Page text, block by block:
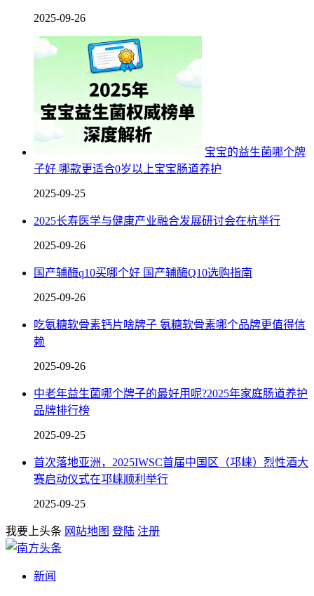
2025-09-26
宝宝的益生菌哪个牌
子好 哪款更适合0岁以上宝宝肠道养护
2025-09-25
2025长寿医学与健康产业融合发展研讨会在杭举行
2025-09-26
国产辅酶q10买哪个好 国产辅酶Q10选购指南
2025-09-26
吃氨糖软骨素钙片啥牌子 氨糖软骨素哪个品牌更值得信
赖
2025-09-26
中老年益生菌哪个牌子的最好用呢?2025年家庭肠道养护
品牌排行榜
2025-09-25
首次落地亚洲，2025IWSC首届中国区（邛崃）烈性酒大
赛启动仪式在邛崃顺利举行
2025-09-25
我要上头条 网站地图 登陆 注册
新闻